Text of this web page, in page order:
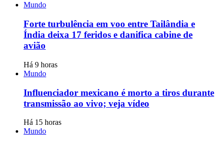
Mundo
Forte turbulência em voo entre Tailândia e
Índia deixa 17 feridos e danifica cabine de
avião
Há 9 horas
Mundo
Influenciador mexicano é morto a tiros durante
transmissão ao vivo; veja vídeo
Há 15 horas
Mundo